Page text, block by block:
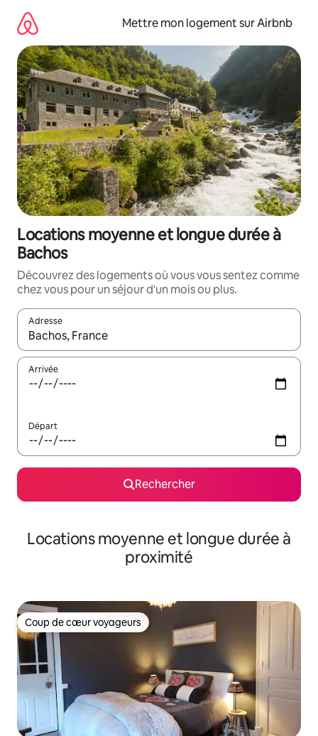
directement
contenu
Mettre mon logement sur Airbnb
Locations moyenne et longue durée à
Bachos
Découvrez des logements où vous vous sentez comme
chez vous pour un séjour d'un mois ou plus.
Adresse
Lorsque les résultats s'affichent, utilisez les flèches vers le
Arrivée
Départ
Rechercher
Locations moyenne et longue durée à
proximité
Coup de cœur voyageurs
Coup de cœur voyageurs